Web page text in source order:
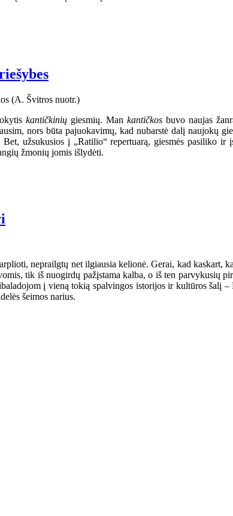
kantičkiniųgiesmių. Mankantičkos buvo naujas
nors būta pajuokavimų, kad nubarstė dalį naujokų
užsukusios į „Ratilio“ repertuarą, giesmės pasiliko
žmonių jomis išlydėti.
neprailgtų net ilgiausia kelionė. Gerai, kad kaskart,
tik iš nuogirdų pažįstama kalba, o iš ten parvykusių
į vieną tokią spalvingos istorijos ir kultūros šalį
šeimos narius.